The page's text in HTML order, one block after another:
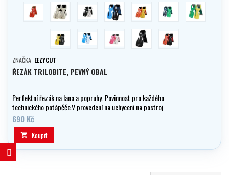
červená fosforeskujícíčerno/bílámodro/černáoranžovo/žlutázeleno/černázeleno/žlutá
žluto/černámodro/bílárůžovo/bíláčerná oranžovo/černá
ZNAČKA: EEZYCUT
ŘEZÁK TRILOBITE, PEVNÝ OBAL
Perfektní řezák na lana a popruhy. Povinnost pro každého
technického potápěče.V provedení na uchycení na postroj
690 Kč
 Koupit